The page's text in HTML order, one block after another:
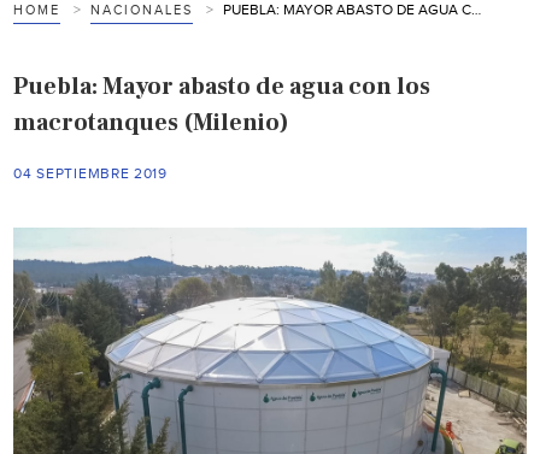
HOME NACIONALES
Puebla: Mayor abasto de agua con los
macrotanques (Milenio)
04 SEPTIEMBRE 2019